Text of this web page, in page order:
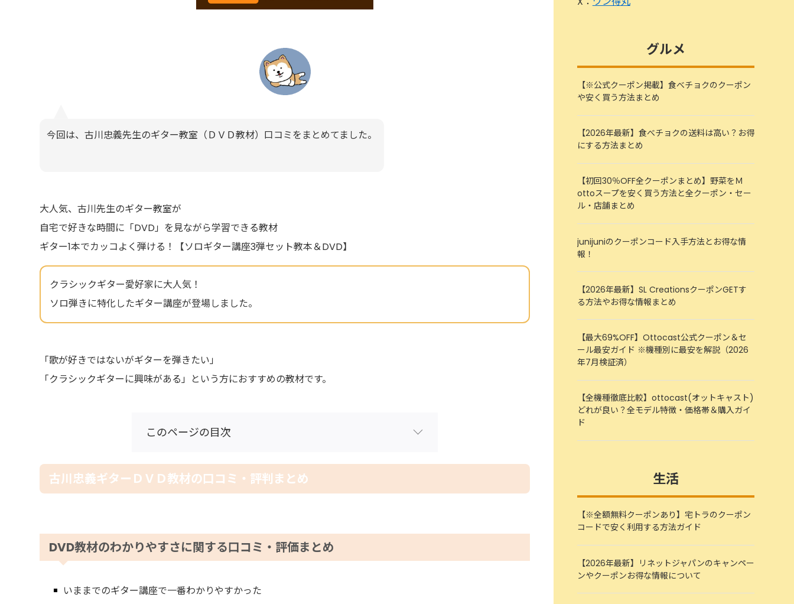
今回は、古川忠義先生のギター教室（ＤＶＤ教材）口コミをまとめてました。
大人気、古川先生のギター教室が
自宅で好きな時間に「DVD」を見ながら学習できる教材
ギター1本でカッコよく弾ける！【ソロギター講座3弾セット教本＆DVD】
クラシックギター愛好家に大人気！
ソロ弾きに特化したギター講座が登場しました。
「歌が好きではないがギターを弾きたい」
「クラシックギターに興味がある」という方におすすめの教材です。
このページの目次
古川忠義ギターＤＶＤ教材の口コミ・評判まとめ
DVD教材のわかりやすさに関する口コミ・評価まとめ
いままでのギター講座で一番わかりやすかった
グルメ
【※公式クーポン掲載】食べチョクのクーポン
や安く買う方法まとめ
【2026年最新】食べチョクの送料は高い？お得
にする方法まとめ
【初回30％OFF全クーポンまとめ】野菜をＭ
ottoスープを安く買う方法と全クーポン・セー
ル・店舗まとめ
junijuniのクーポンコード入手方法とお得な情
報！
【2026年最新】SL CreationsクーポンGETす
る方法やお得な情報まとめ
【最大69%OFF】Ottocast公式クーポン＆セ
ール最安ガイド ※機種別に最安を解説（2026
年7月検証済）
【全機種徹底比較】ottocast(オットキャスト)
どれが良い？全モデル特徴・価格帯＆購入ガイ
ド
生活
【※全額無料クーポンあり】宅トラのクーポン
コードで安く利用する方法ガイド
【2026年最新】リネットジャパンのキャンペー
ンやクーポンお得な情報について